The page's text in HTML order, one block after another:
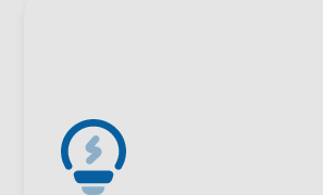
Re-Design von Architekturen, um